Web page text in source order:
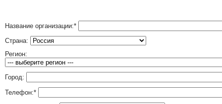
Название организации:*
Страна:
Регион:
Город:
Телефон:*